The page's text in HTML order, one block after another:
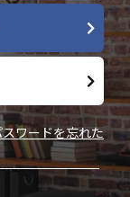
ワードを忘れた